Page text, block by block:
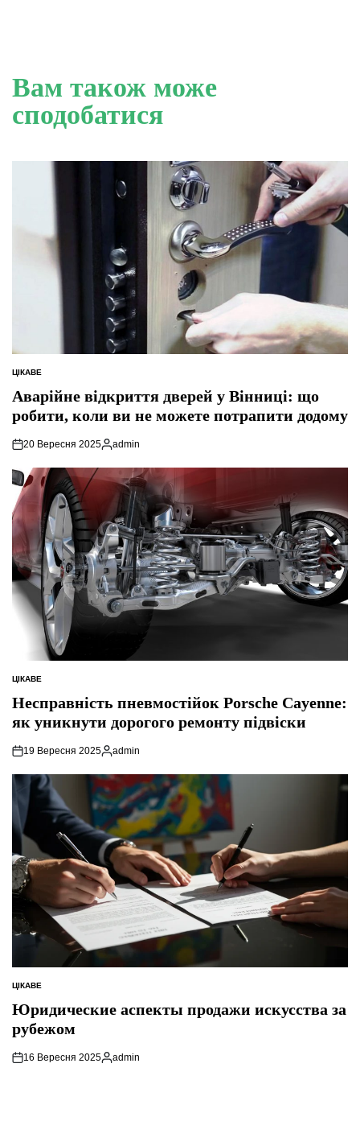
Вам також може
сподобатися
ОПУБЛІКУВАТИ
ЦІКАВЕ
Аварійне відкриття дверей у Вінниці: що
робити, коли ви не можете потрапити додому
20 Вересня 2025
Опубліковано
admin
ОПУБЛІКУВАТИ
ЦІКАВЕ
Несправність пневмостійок Porsche Cayenne:
як уникнути дорогого ремонту підвіски
19 Вересня 2025
Опубліковано
admin
ОПУБЛІКУВАТИ
ЦІКАВЕ
Юридические аспекты продажи искусства за
рубежом
16 Вересня 2025
Опубліковано
admin